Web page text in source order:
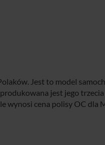
Jest to model
jest jego trzecia
wynosi cena polisy OC dla